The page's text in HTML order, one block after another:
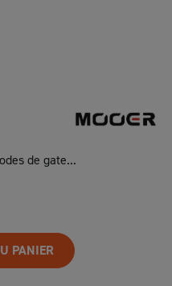
de gate...
PANIER